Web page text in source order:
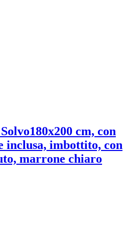
180x200 cm, con
inclusa, imbottito, con
marrone chiaro